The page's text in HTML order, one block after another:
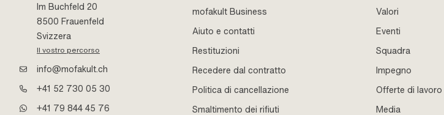
Im Buchfeld 20
8500 Frauenfeld
Svizzera
Il vostro percorso
info@mofakult.ch
+41 52 730 05 30
+41 79 844 45 76
mofakult Business
Aiuto e contatti
Restituzioni
Recedere dal contratto
Politica di cancellazione
Smaltimento dei rifiuti
Valori
Eventi
Squadra
Impegno
Offerte di lavoro
Media